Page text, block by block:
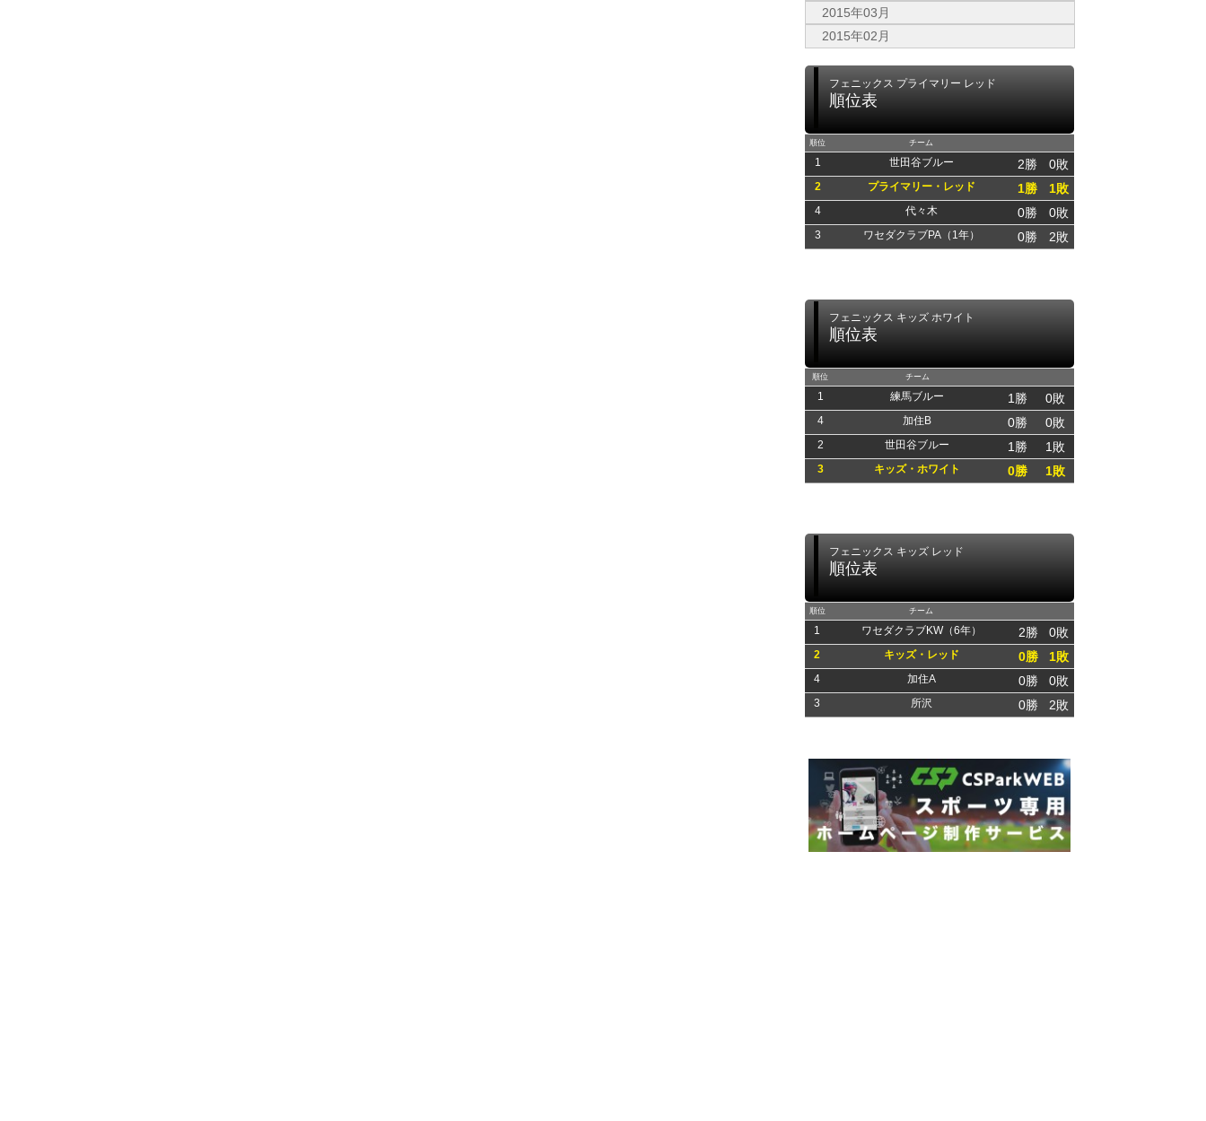
2015年03月
2015年02月
フェニックス プライマリー レッド
順位表
順位 チーム
1 世田谷ブルー 2勝 0敗
2 プライマリー・レッド 1勝 1敗
4 代々木 0勝 0敗
3 ワセダクラブPA（1年） 0勝 2敗
フェニックス キッズ ホワイト
順位表
順位 チーム
1 練馬ブルー 1勝 0敗
4 加住B 0勝 0敗
2 世田谷ブルー 1勝 1敗
3 キッズ・ホワイト 0勝 1敗
フェニックス キッズ レッド
順位表
順位 チーム
1 ワセダクラブKW（6年） 2勝 0敗
2 キッズ・レッド 0勝 1敗
4 加住A 0勝 0敗
3 所沢 0勝 2敗